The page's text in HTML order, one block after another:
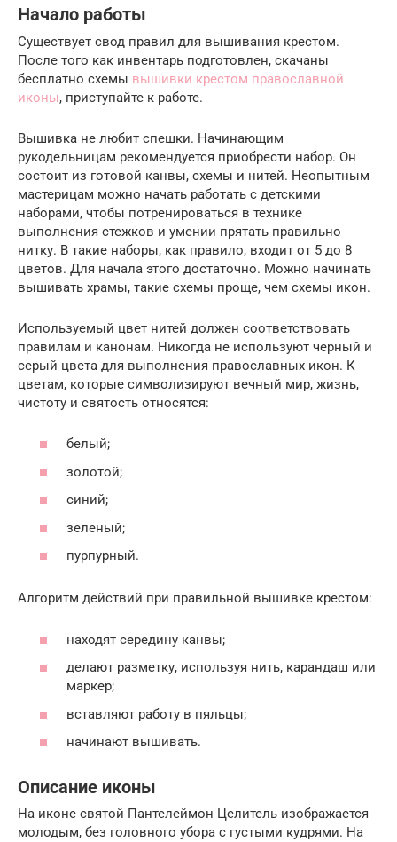
Начало работы
Существует свод правил для вышивания крестом.
После того как инвентарь подготовлен, скачаны
бесплатно схемы вышивки крестом православной
иконы, приступайте к работе.
Вышивка не любит спешки. Начинающим
рукодельницам рекомендуется приобрести набор. Он
состоит из готовой канвы, схемы и нитей. Неопытным
мастерицам можно начать работать с детскими
наборами, чтобы потренироваться в технике
выполнения стежков и умении прятать правильно
нитку. В такие наборы, как правило, входит от 5 до 8
цветов. Для начала этого достаточно. Можно начинать
вышивать храмы, такие схемы проще, чем схемы икон.
Используемый цвет нитей должен соответствовать
правилам и канонам. Никогда не используют черный и
серый цвета для выполнения православных икон. К
цветам, которые символизируют вечный мир, жизнь,
чистоту и святость относятся:
белый;
золотой;
синий;
зеленый;
пурпурный.
Алгоритм действий при правильной вышивке крестом:
находят середину канвы;
делают разметку, используя нить, карандаш или
маркер;
вставляют работу в пяльцы;
начинают вышивать.
Описание иконы
На иконе святой Пантелеймон Целитель изображается
молодым, без головного убора с густыми кудрями. На